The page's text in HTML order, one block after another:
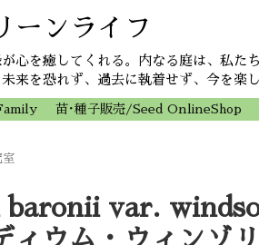
ーンライフ
心を癒してくれる。内なる庭は、私
来を恐れず、過去に執着せず、今を楽し
苗･種子販売/Seed OnlineShop
baronii var.